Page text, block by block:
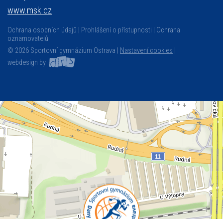
www.msk.cz
Ochrana osobních údajů Prohlášení o přístupnosti
Ochrana
oznamovatelů
© 2026 Sportovní gymnázium Ostrava |
Nastavení cookies
webdesign by